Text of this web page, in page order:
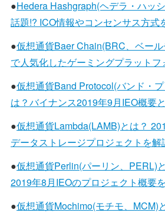
●Hedera Hashgraph(ヘデラ・ハッ
話題!? ICO情報やコンセンサス方式
●仮想通貨Baer Chain(BRC、ベー
で人気化したゲーミングプラット
●仮想通貨Band Protocol(バンド・
は？バイナンス2019年9月IEO概要
●仮想通貨Lambda(LAMB)とは？
データストレージプロジェクトを
●仮想通貨Perlin(パーリン、PERL)
2019年8月IEOのプロジェクト概要
●仮想通貨Mochimo(モチモ、MCM)